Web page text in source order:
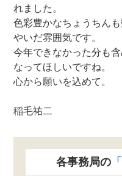
れました。
色彩豊かなちょうちん
やいだ雰囲気です。
今年できなかった分も
なってほしいですね。
心から願いを込めて。
稲毛祐二
各事務局の